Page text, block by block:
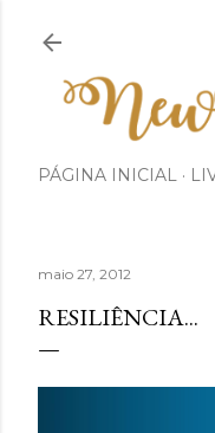
PÁGINA INICIAL
maio 27, 2012
RESILIÊNCIA...